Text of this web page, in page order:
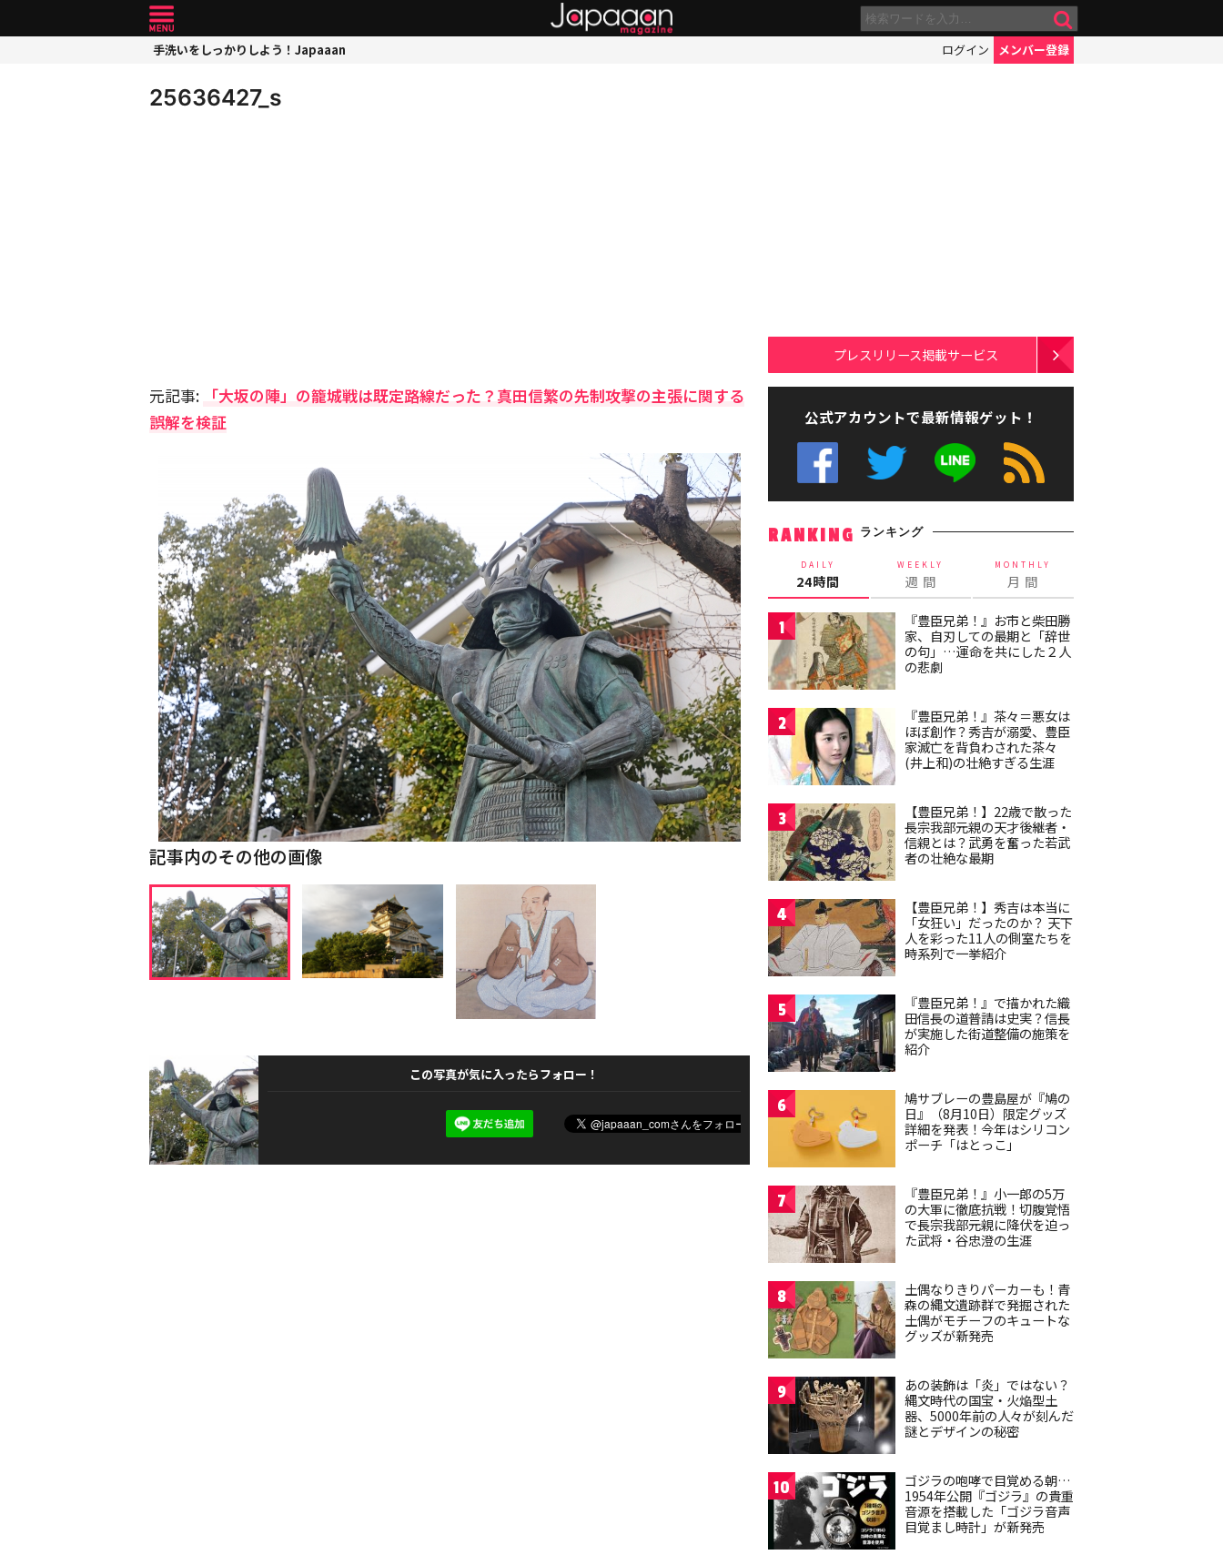
手洗いをしっかりしよう！Japaaan ログイン メンバー登録
25636427_s
元記事: 「大坂の陣」の籠城戦は既定路線だった？真田信繁の先制攻撃の主張に関する
誤解を検証
記事内のその他の画像
この写真が気に入ったらフォロー！
プレスリリース掲載サービス
公式アカウントで最新情報ゲット！
RANKING ランキング
DAILY
24時間
WEEKLY
週 間
MONTHLY
月 間
1
『豊臣兄弟！』お市と柴田勝
家、自刃しての最期と「辞世
の句」…運命を共にした２人
の悲劇
2
『豊臣兄弟！』茶々＝悪女は
ほぼ創作？秀吉が溺愛、豊臣
家滅亡を背負わされた茶々
(井上和)の壮絶すぎる生涯
3
【豊臣兄弟！】22歳で散った
長宗我部元親の天才後継者・
信親とは？武勇を奮った若武
者の壮絶な最期
4
【豊臣兄弟！】秀吉は本当に
「女狂い」だったのか？ 天下
人を彩った11人の側室たちを
時系列で一挙紹介
5
『豊臣兄弟！』で描かれた織
田信長の道普請は史実？信長
が実施した街道整備の施策を
紹介
6
鳩サブレーの豊島屋が『鳩の
日』（8月10日）限定グッズ
詳細を発表！今年はシリコン
ポーチ「はとっこ」
7
『豊臣兄弟！』小一郎の5万
の大軍に徹底抗戦！切腹覚悟
で長宗我部元親に降伏を迫っ
た武将・谷忠澄の生涯
8
土偶なりきりパーカーも！青
森の縄文遺跡群で発掘された
土偶がモチーフのキュートな
グッズが新発売
9
あの装飾は「炎」ではない？
縄文時代の国宝・火焔型土
器、5000年前の人々が刻んだ
謎とデザインの秘密
10
ゴジラの咆哮で目覚める朝…
1954年公開『ゴジラ』の貴重
音源を搭載した「ゴジラ音声
目覚まし時計」が新発売